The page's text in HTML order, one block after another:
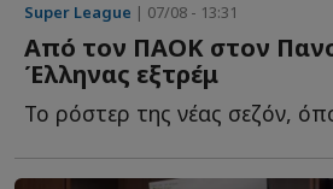
Super League | 07/08 - 13:31
Από τον ΠΑΟΚ στον
Έλληνας εξτρέμ